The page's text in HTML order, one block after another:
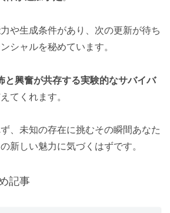
や生成条件があり、次の更新が待ち
シャルを秘めています。
と興奮が共存する実験的なサバイバ
てくれます。
、未知の存在に挑むその瞬間あなた
新しい魅力に気づくはずです。
記事